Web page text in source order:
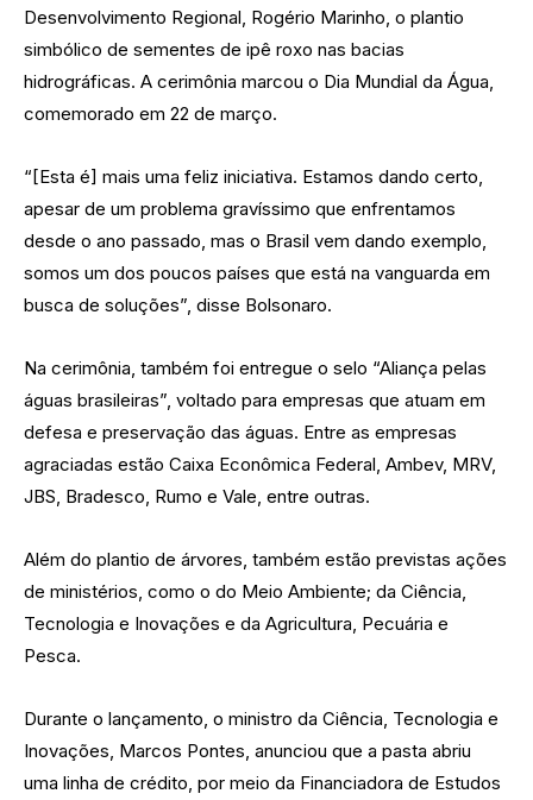
Desenvolvimento Regional, Rogério Marinho, o plantio
simbólico de sementes de ipê roxo nas bacias
hidrográficas. A cerimônia marcou o Dia Mundial da Água,
comemorado em 22 de março.
“[Esta é] mais uma feliz iniciativa. Estamos dando certo,
apesar de um problema gravíssimo que enfrentamos
desde o ano passado, mas o Brasil vem dando exemplo,
somos um dos poucos países que está na vanguarda em
busca de soluções”, disse Bolsonaro.
Na cerimônia, também foi entregue o selo “Aliança pelas
águas brasileiras”, voltado para empresas que atuam em
defesa e preservação das águas. Entre as empresas
agraciadas estão Caixa Econômica Federal, Ambev, MRV,
JBS, Bradesco, Rumo e Vale, entre outras.
Além do plantio de árvores, também estão previstas ações
de ministérios, como o do Meio Ambiente; da Ciência,
Tecnologia e Inovações e da Agricultura, Pecuária e
Pesca.
Durante o lançamento, o ministro da Ciência, Tecnologia e
Inovações, Marcos Pontes, anunciou que a pasta abriu
uma linha de crédito, por meio da Financiadora de Estudos